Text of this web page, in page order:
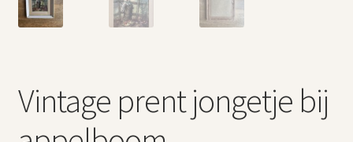
Vintage prent jongetje bij